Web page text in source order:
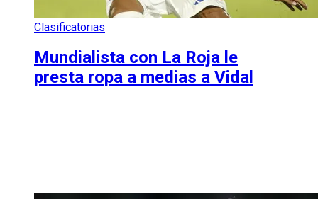
Clasificatorias
Mundialista con La Roja le
presta ropa a medias a Vidal